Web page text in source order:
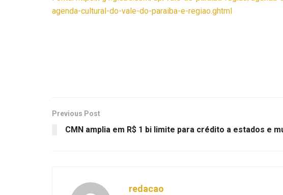
agenda-cultural-do-vale-do-paraiba-e-regiao.ghtml
Previous Post
CMN amplia em R$ 1 bi limite para crédito a estados e
redacao